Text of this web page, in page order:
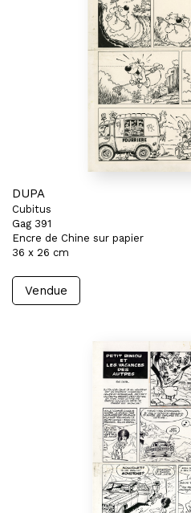
DUPA
Cubitus
Gag 391
Encre de Chine sur papier
36 x 26 cm
Vendue